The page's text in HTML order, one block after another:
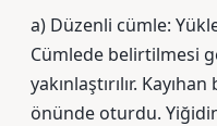
a) Düzenli cümle:
Cümlede belirtilmesi
yakınlaştırılır.
önünde oturdu. Yiğidin